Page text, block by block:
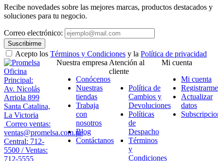
Recibe novedades sobre las mejores marcas, productos destacados y
soluciones para tu negocio.
Correo electrónico:
Suscribirme
Acepto los Términos y Condiciones y la Política de privacidad
Oficina
Principal:
Av. Nicolás
Arriola 899
Santa Catalina,
La Victoria
Correo ventas:
ventas@promelsa.com.pe
Central: 712-
5500 / Ventas:
712-5555
Nuestra empresa
Conócenos
Nuestras
tiendas
Trabaja
con
nosotros
Blog
Contáctanos
Atención al
cliente
Política de
Cambios y
Devoluciones
Políticas
de
Despacho
Términos
y
Condiciones
Mi cuenta
Mi cuenta
Registrarme
Actualizar
datos